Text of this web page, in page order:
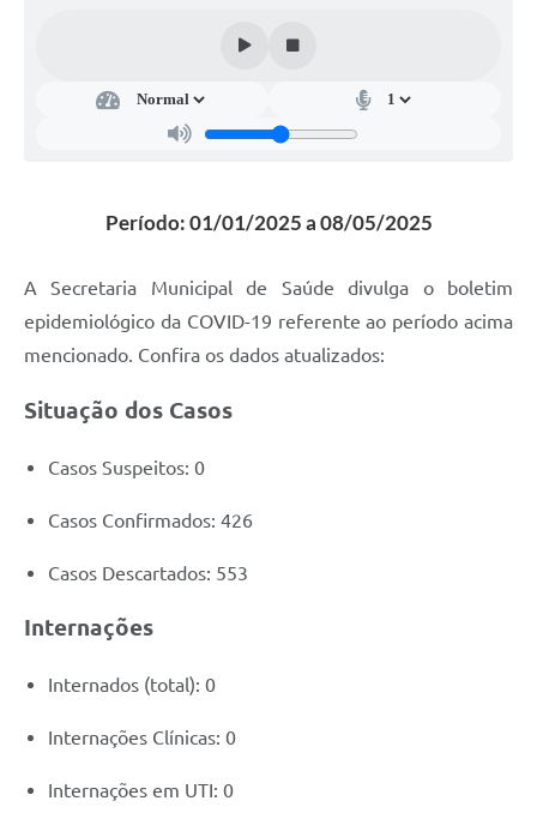
CENTRAL DE ATENDIMENTO
Consulta Pública Eletrônica Lei de Diretrizes Orçamentárias -
LDO - 2025
Concursos
Notícias
Nota Fiscal Eletrônica
Junta de Serviço Militar
NFSE
Período: 01/01/2025 a 08/05/2025
A Secretaria Municipal de Saúde divulga o boletim
epidemiológico da COVID-19 referente ao período acima
mencionado. Confira os dados atualizados:
Situação dos Casos
Casos Suspeitos: 0
Casos Confirmados: 426
Casos Descartados: 553
Internações
Internados (total): 0
Internações Clínicas: 0
Internações em UTI: 0